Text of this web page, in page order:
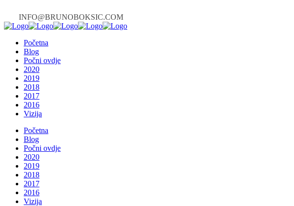
INFO@BRUNOBOKSIC.COM
Početna
Blog
Počni ovdje
2020
2019
2018
2017
2016
Vizija
Početna
Blog
Počni ovdje
2020
2019
2018
2017
2016
Vizija